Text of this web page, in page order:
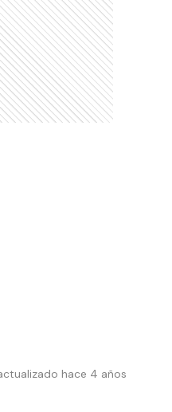
hace 4 años